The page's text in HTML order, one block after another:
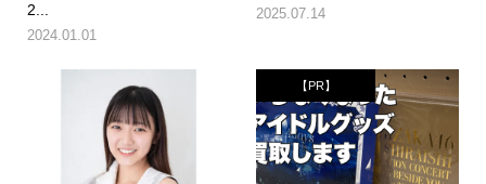
2...
2024.01.01
2025.07.14
【PR】